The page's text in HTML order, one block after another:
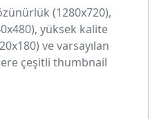
(1280x720),
yüksek kalite
ve varsayılan
çeşitli thumbnail